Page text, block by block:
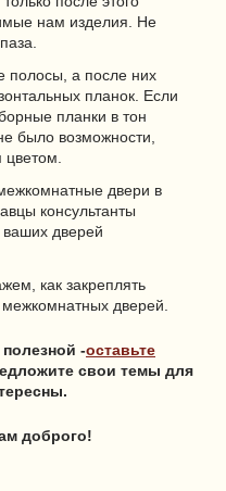
нам изделия. Не
полосы, а после них
планок. Если
планки в тон
было возможности,
двери в
консультанты
дверей
как закреплять
дверей.
-оставьте
свои темы для
доброго!